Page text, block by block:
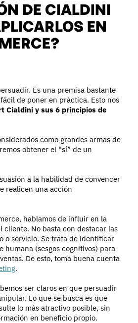
DE CIALDINI
EN
Es una premisa bastante
de poner en práctica. Esto nos
Cialdini y sus 6 principios de
como grandes armas de
obtener el “sí” de un
a la habilidad de convencer
realicen una acción
hablamos de influir en la
cliente. No basta con destacar las
o servicio. Se trata de identificar
humana (sesgos cognitivos) para
De esto, toma buena cuenta
.
ser claros en que persuadir
Lo que se busca es que
lo más atractivo posible, sin
en beneficio propio.